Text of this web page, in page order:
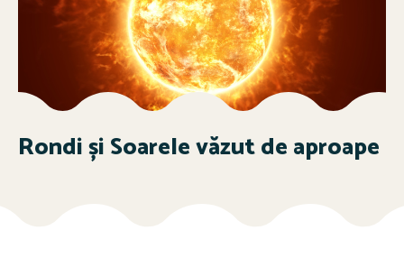
Rondi și Soarele văzut de aproape